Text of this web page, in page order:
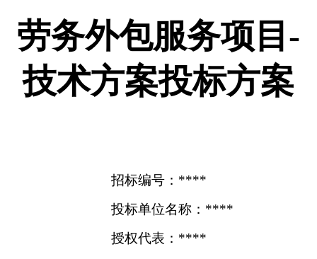
劳务外包服务项目-
技术方案投标方案
招标编号：****
投标单位名称：****
授权代表：****